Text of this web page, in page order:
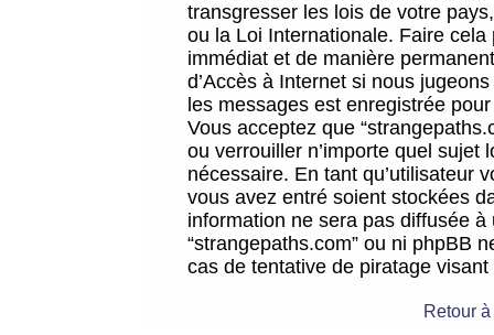
transgresser les lois de votre
ou la Loi Internationale. Faire
immédiat et de manière
d’Accès à Internet si nous
les messages est enregistrée
Vous acceptez que
ou verrouiller n’importe quel sujet
nécessaire. En tant qu’utilisateur
vous avez entré soient stockées
information ne sera pas diffusée
“strangepaths.com” ou ni phpBB
cas de tentative de piratage
Retour